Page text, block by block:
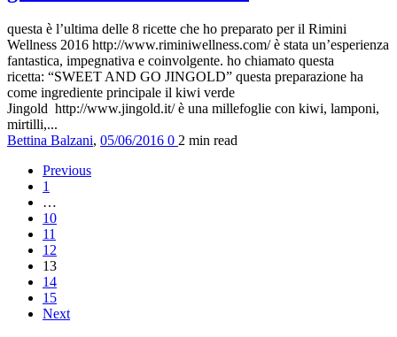
questa è l’ultima delle 8 ricette che ho preparato per il Rimini
Wellness 2016 http://www.riminiwellness.com/ è stata un’esperienza
fantastica, impegnativa e coinvolgente. ho chiamato questa
ricetta: “SWEET AND GO JINGOLD” questa preparazione ha
come ingrediente principale il kiwi verde
Jingold http://www.jingold.it/ è una millefoglie con kiwi, lamponi,
mirtilli,...
Bettina Balzani, 05/06/2016 0 2 min read
Previous
1
…
10
11
12
13
14
15
Next